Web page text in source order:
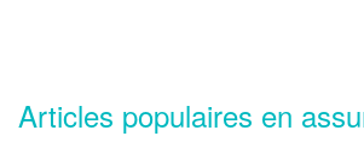
Articles populaires en